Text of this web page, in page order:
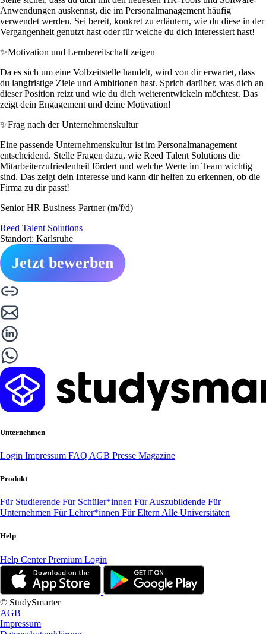
Anwendungen auskennst, die im Personalmanagement häufig
verwendet werden. Sei bereit, konkret zu erläutern, wie du diese in der
Vergangenheit genutzt hast oder für welche du dich interessiert hast!
✨Motivation und Lernbereitschaft zeigen
Da es sich um eine Vollzeitstelle handelt, wird von dir erwartet, dass
du langfristige Ziele und Ambitionen hast. Sprich darüber, was dich an
dieser Position reizt und wie du dich weiterentwickeln möchtest. Das
zeigt dein Engagement und deine Motivation!
✨Frag nach der Unternehmenskultur
Eine passende Unternehmenskultur ist im Personalmanagement
entscheidend. Stelle Fragen dazu, wie Reed Talent Solutions die
Mitarbeiterzufriedenheit fördert und welche Werte im Team wichtig
sind. Das zeigt dein Interesse und kann dir helfen zu erkennen, ob die
Firma zu dir passt!
Senior HR Business Partner (m/f/d)
Reed Talent Solutions
Standort: Karlsruhe
Jetzt bewerben
Unternehmen
Login Impressum FAQ AGB Presse Magazine
Produkt
Für Studierende Für Schüler*innen Für Auszubildende Für
Unternehmen Für Lehrer*innen Für Eltern Alle Universitäten
Help
Help CenterPremium Login
© StudySmarter
AGB
Impressum